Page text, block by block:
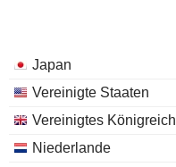
Japan
Vereinigte Staaten
Vereinigtes Königreich
Niederlande